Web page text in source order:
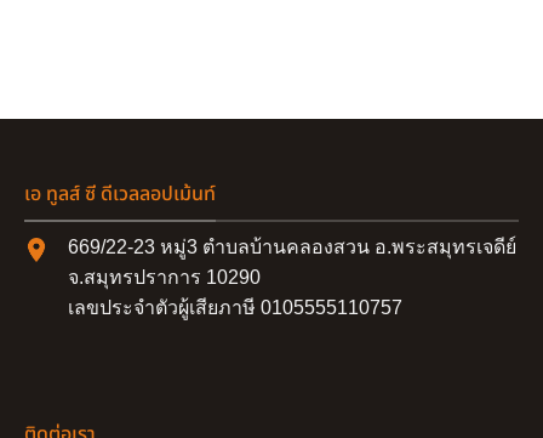
เอ ทูลส์ ซี ดีเวลลอปเม้นท์
669/22-23 หมู่3 ตำบลบ้านคลองสวน อ.พระสมุทรเจดีย์
จ.สมุทรปราการ 10290
เลขประจำตัวผู้เสียภาษี 0105555110757